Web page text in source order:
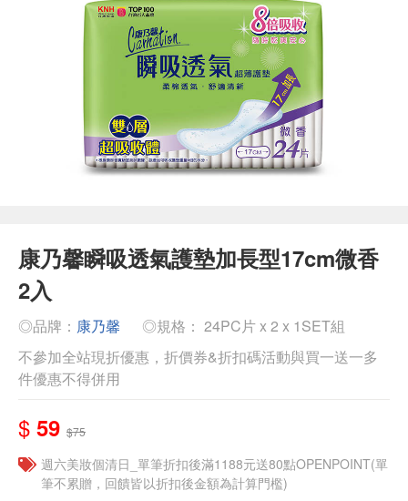
康乃馨瞬吸透氣護墊加長型17cm微香
2入
◎品牌： 康乃馨
◎規格： 24PC片 x 2 x 1SET組
不參加全站現折優惠，折價券&折扣碼活動與買一送一多
件優惠不得併用
$ 59 $75
週六美妝個清日_單筆折扣後滿1188元送80點OPENPOINT(單
筆不累贈，回饋皆以折扣後金額為計算門檻)